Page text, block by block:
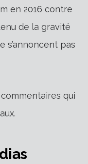
en 2016 contre
de la gravité
s’annoncent pas
qui